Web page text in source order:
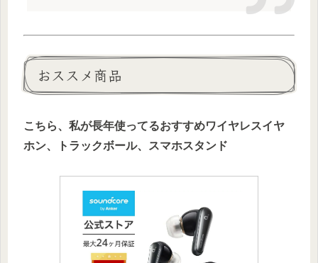
おススメ商品
こちら、私が長年使ってるおすすめワイヤレスイヤ
ホン、トラックボール、スマホスタンド